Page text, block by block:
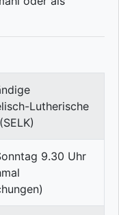
Lutherische
9.30 Uhr